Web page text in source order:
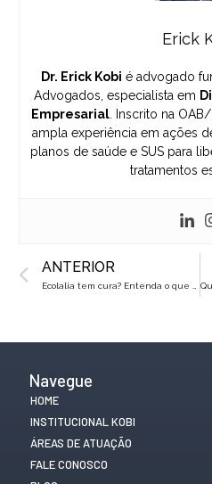
Erick
Dr. Erick Kobi é advogado
Advogados, especialista em
Empresarial . Inscrito na
ampla experiência em ações
planos de saúde e SUS para
tratamentos
Prev
ANTERIOR
Ecolalia tem cura? Entenda o que é e como tratar a fala em autistas
Navegue
HOME
INSTITUCIONAL KOBI
ÁREAS DE ATUAÇÃO
FALE CONOSCO